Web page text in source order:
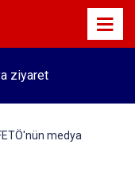
ziyaret
medya